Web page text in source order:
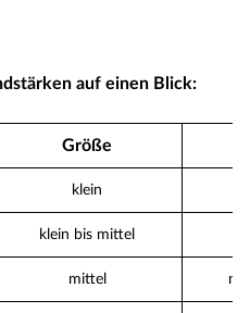
auf einen Blick:
Größe
klein
klein bis mittel
mittel